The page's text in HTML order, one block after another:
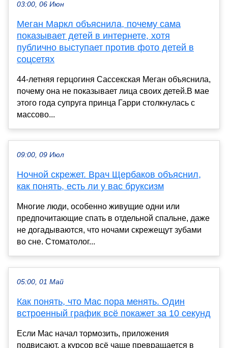
03:00, 06 Июн
Меган Маркл объяснила, почему сама
показывает детей в интернете, хотя
публично выступает против фото детей в
соцсетях
44-летняя герцогиня Сассекская Меган объяснила,
почему она не показывает лица своих детей.В мае
этого года супруга принца Гарри столкнулась с
массово...
09:00, 09 Июл
Ночной скрежет. Врач Щербаков объяснил,
как понять, есть ли у вас бруксизм
Многие люди, особенно живущие одни или
предпочитающие спать в отдельной спальне, даже
не догадываются, что ночами скрежещут зубами
во сне. Стоматолог...
05:00, 01 Май
Как понять, что Mac пора менять. Один
встроенный график всё покажет за 10 секунд
Если Mac начал тормозить, приложения
подвисают, а курсор всё чаще превращается в